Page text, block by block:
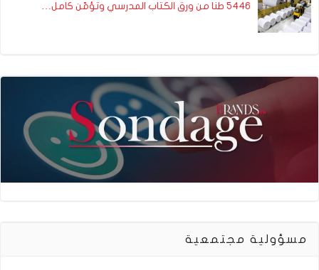
5446 طنا من ورق الكتاب المدرسي وتؤمّن كامل…
مسؤولية مجتمعية